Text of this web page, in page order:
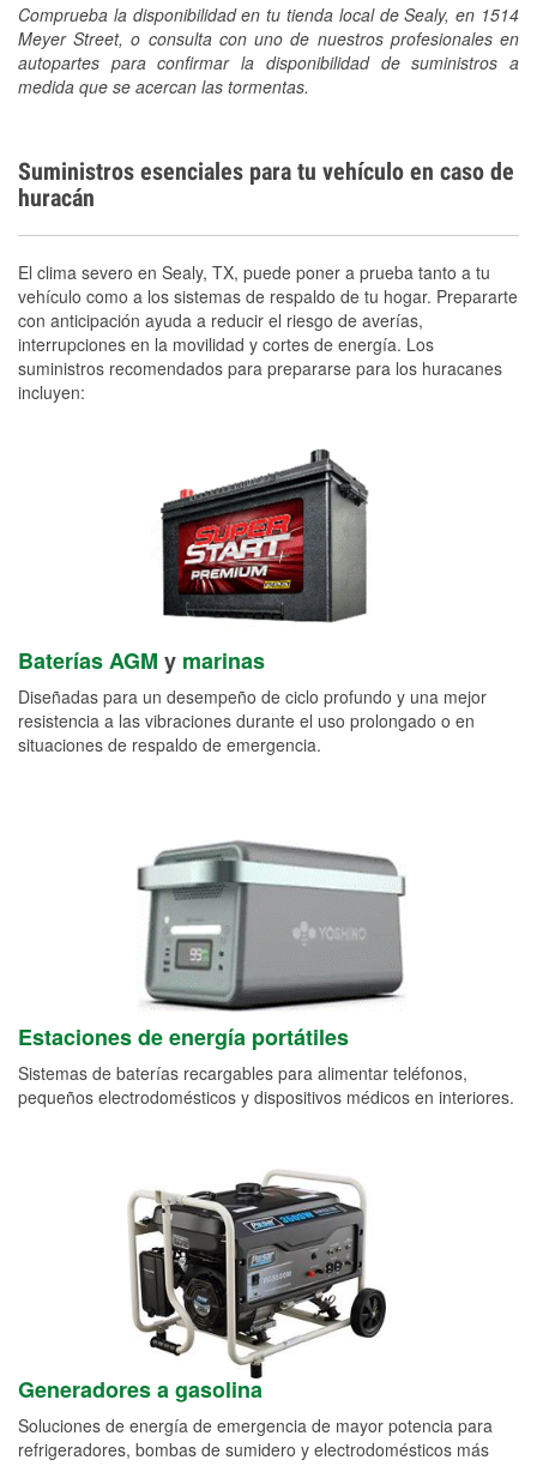
Comprueba la disponibilidad en tu tienda local de Sealy, en 1514
Meyer Street, o consulta con uno de nuestros profesionales en
autopartes para confirmar la disponibilidad de suministros a
medida que se acercan las tormentas.
Suministros esenciales para tu vehículo en caso de
huracán
El clima severo en Sealy, TX, puede poner a prueba tanto a tu
vehículo como a los sistemas de respaldo de tu hogar. Prepararte
con anticipación ayuda a reducir el riesgo de averías,
interrupciones en la movilidad y cortes de energía. Los
suministros recomendados para prepararse para los huracanes
incluyen:
Baterías AGM y marinas
Diseñadas para un desempeño de ciclo profundo y una mejor
resistencia a las vibraciones durante el uso prolongado o en
situaciones de respaldo de emergencia.
Estaciones de energía portátiles
Sistemas de baterías recargables para alimentar teléfonos,
pequeños electrodomésticos y dispositivos médicos en interiores.
Generadores a gasolina
Soluciones de energía de emergencia de mayor potencia para
refrigeradores, bombas de sumidero y electrodomésticos más